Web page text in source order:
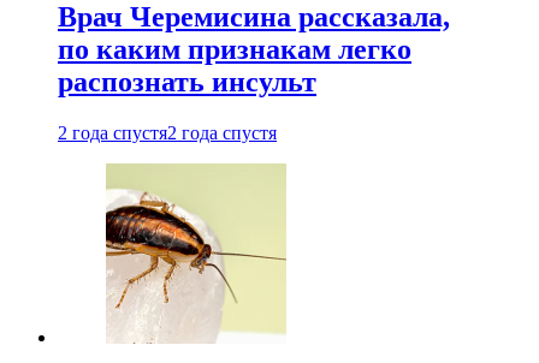
Врач Черемисина рассказала,
по каким признакам легко
распознать инсульт
2 года спустя2 года спустя